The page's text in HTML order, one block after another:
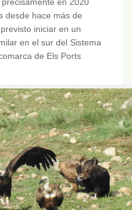
en 2020
desde hace más de
iniciar en un
en el sur del Sistema
de Els Ports